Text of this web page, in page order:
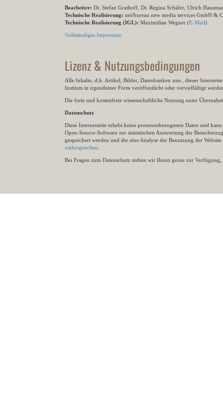
Bearbeiter: Dr. Stefan Grathoff, Dr. Regina Schäfer, Ulrich
Technische Realisierung: net/bureau new media services GmbH &
Technische Realisierung (IGL): Maximilian Wegner (E-Mail)
Vollständiges Impressum
Lizenz & Nutzungsbedingungen
Alle Inhalte, d.h. Artikel, Bilder, Datenbanken usw., dieser
Instituts in irgendeiner Form veröffentlicht oder vervielfältigt
Die freie und kostenfreie wissenschaftliche Nutzung unter
Datenschutz
Diese Internetseite erhebt keine personenbezogenen Daten und
Open-Source-Software zur statistischen Auswertung der
gespeichert werden und die eine Analyse der Benutzung der
widersprechen
Bei Fragen zum Datenschutz stehen wir Ihnen gerne zur